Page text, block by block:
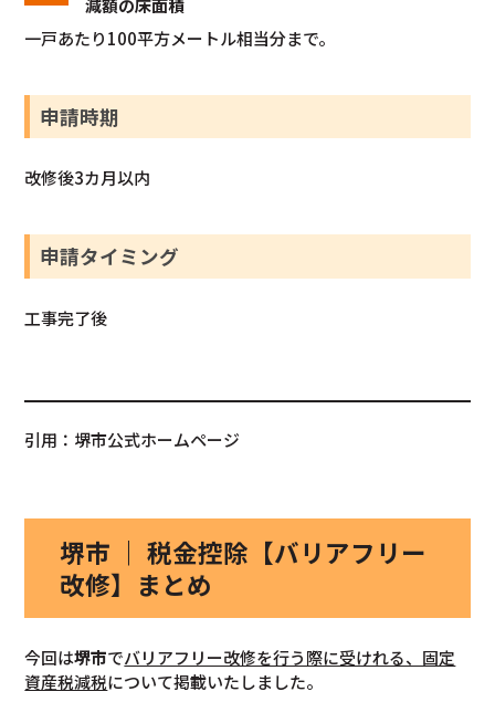
減額の床面積
一戸あたり100平方メートル相当分まで。
申請時期
改修後3カ月以内
申請タイミング
工事完了後
引用：堺市公式ホームページ
堺市 ｜ 税金控除【バリアフリー
改修】まとめ
今回は堺市でバリアフリー改修を行う際に受けれる、固定
資産税減税について掲載いたしました。